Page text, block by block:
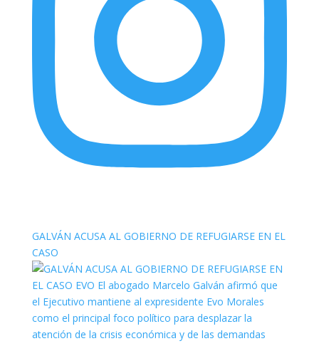
GALVÁN ACUSA AL GOBIERNO DE REFUGIARSE EN EL
CASO